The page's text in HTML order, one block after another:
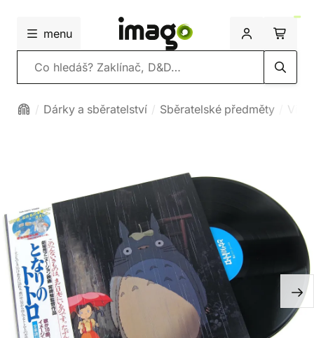
menu
Vyhledávání
Dárky a sběratelství Sběratelské předměty